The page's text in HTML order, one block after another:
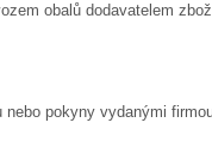
obalů dodavatelem
pokyny vydanými